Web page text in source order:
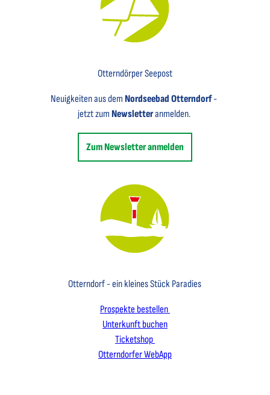
Otterndörper Seepost
Neuigkeiten aus demNordseebad Otterndorf-
jetzt zum Newsletteranmelden.
Zum Newsletter anmelden
Otterndorf - ein kleines Stück Paradies
Prospekte bestellen
Unterkunft buchen
Ticketshop
Otterndorfer WebApp